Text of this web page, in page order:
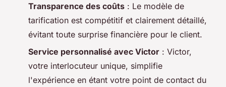
Transparence des coûts : Le modèle de
tarification est compétitif et clairement détaillé,
évitant toute surprise financière pour le client.
Service personnalisé avec Victor : Victor,
votre interlocuteur unique, simplifie
l'expérience en étant votre point de contact du